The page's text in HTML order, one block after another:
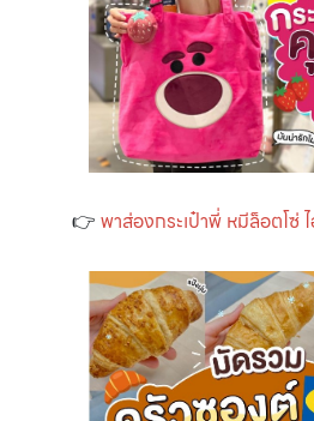
👉 พาส่องกระเป๋าพี่ หมีล็อตโซ่